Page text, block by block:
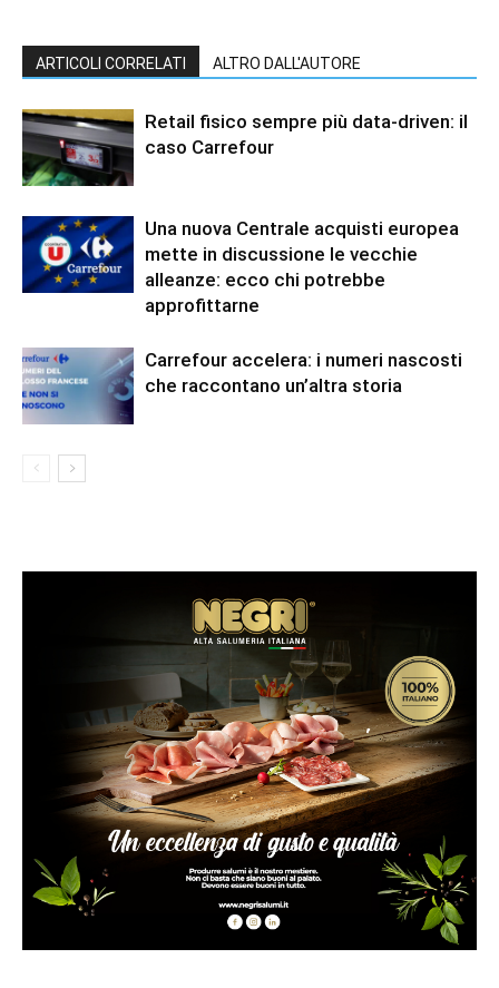
ARTICOLI CORRELATI ALTRO DALL'AUTORE
Retail fisico sempre più data-driven: il
caso Carrefour
Una nuova Centrale acquisti europea
mette in discussione le vecchie
alleanze: ecco chi potrebbe
approfittarne
Carrefour accelera: i numeri nascosti
che raccontano un’altra storia